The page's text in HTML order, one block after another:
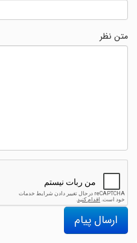
متن نظر
ارسال پیام